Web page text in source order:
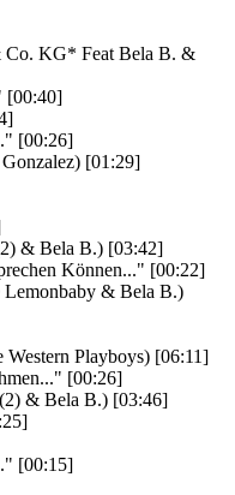
KG* Feat Bela B. &
[00:40]
[00:26]
[01:29]
& Bela B.) [03:42]
Können..." [00:22]
Lemonbaby & Bela B.)
Playboys) [06:11]
[00:26]
& Bela B.) [03:46]
[00:15]